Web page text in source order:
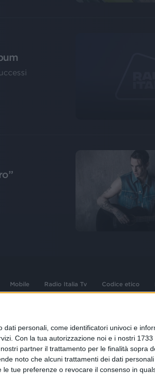
personali, come identificatori univoci e
Con la tua autorizzazione noi e i nostri
partner il trattamento per le finalità sopra
noto che alcuni trattamenti dei dati
tue preferenze o revocare il consenso in
Mobile Radio Italia Tv Codice etico
Via Savona 97, 20144 Milano